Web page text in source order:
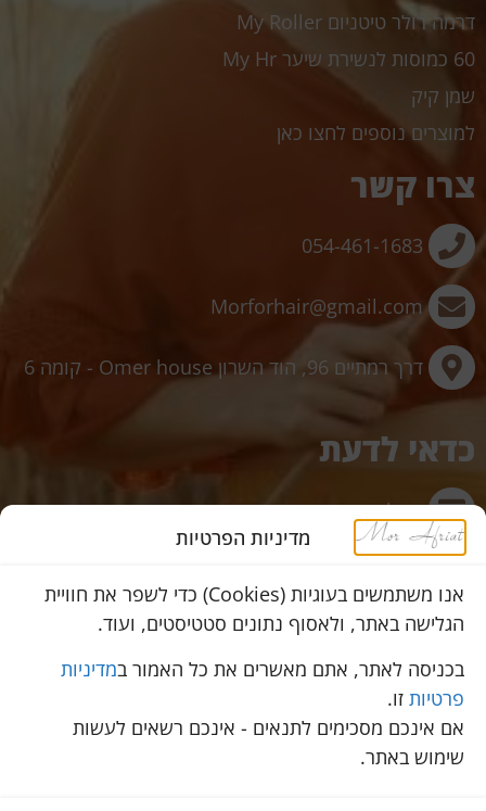
מדיניות הפרטיות
אנו משתמשים בעוגיות (Cookies) כדי לשפר את חוויית
הגלישה באתר, ולאסוף נתונים סטטיסטים, ועוד.
בכניסה לאתר, אתם מאשרים את כל האמור במדיניות
פרטיות זו.
אם אינכם מסכימים לתנאים - אינכם רשאים לעשות
שימוש באתר.
דרמה רולר טיטניום My Roller
60 כמוסות לנשירת שיער My Hr
שמן קיק
למוצרים נוספים לחצו כאן
צרו קשר
054-461-1683
Morforhair@gmail.com
דרך רמתיים 96, הוד השרון Omer house - קומה 6
כדאי לדעת
תשלום מאובטח באשראי באתר
שירות מהיר ב-WhatsApp